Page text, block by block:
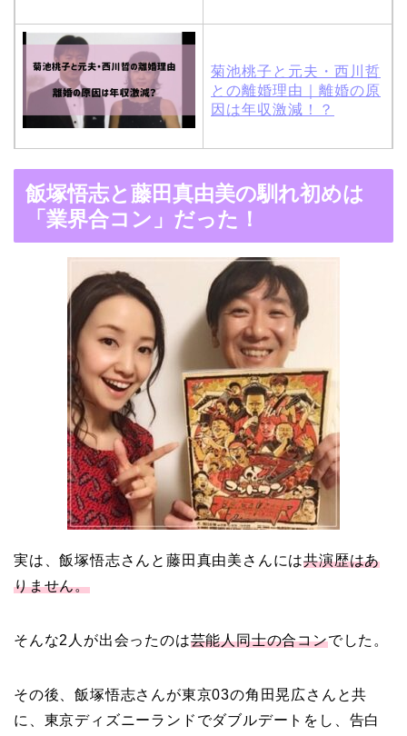
菊池桃子と元夫・西川哲
との離婚理由｜離婚の原
因は年収激減！？
木村拓哉と嫁・工藤静香
の馴れ初めは「SMAP×S
MAP」！憧れの人との共
演でキムタクがド緊張！
【画像】ブーニンの嫁は
資産家の娘！馴れ初めは
取材！？
中森明菜の結婚歴！豪華
すぎる歴代彼氏４人と
「隠し子」の噂とは？
ティ番組！共演を重ねて
飯塚悟志と藤田真由美の馴れ初めは
「業界合コン」だった！
実は、飯塚悟志さんと藤田真由美さんには共演歴はあ
りません。
そんな2人が出会ったのは芸能人同士の合コンでした。
その後、飯塚悟志さんが東京03の角田晃広さんと共
に、東京ディズニーランドでダブルデートをし、告白